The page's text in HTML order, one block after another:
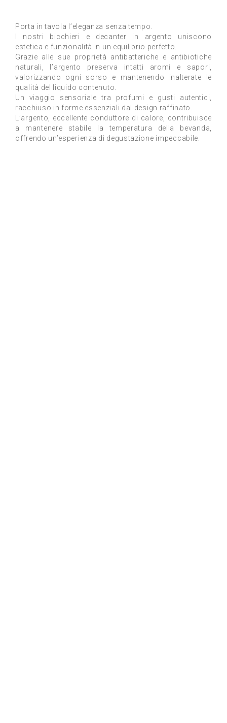
Porta in tavola l’eleganza senza tempo.
I nostri bicchieri e decanter in argento uniscono
estetica e funzionalità in un equilibrio perfetto.
Grazie alle sue proprietà antibatteriche e antibiotiche
naturali, l’argento preserva intatti aromi e sapori,
valorizzando ogni sorso e mantenendo inalterate le
qualità del liquido contenuto.
Un viaggio sensoriale tra profumi e gusti autentici,
racchiuso in forme essenziali dal design raffinato.
L’argento, eccellente conduttore di calore, contribuisce
a mantenere stabile la temperatura della bevanda,
offrendo un’esperienza di degustazione impeccabile.